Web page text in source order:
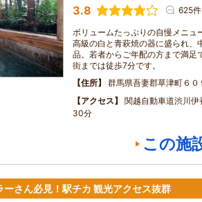
3.8 625件
ボリュームたっぷりの自慢メニュ
高級の白と青萩焼の器に盛られ、
品。若者からご年配の方まで満足
街までは徒歩7分です。
住所
群馬県吾妻郡草津町６０
アクセス
関越自動車道渋川
30分
この施
ーさん必見！駅チカ 観光アクセス抜群